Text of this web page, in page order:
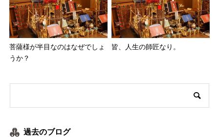
菩薩様が半目なのはなぜでしょ
うか？
皆、人生の師匠なり。
過去のブログ